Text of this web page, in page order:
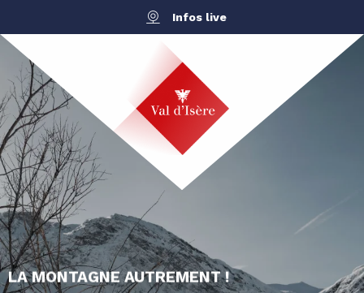
contenu
principal
Infos live
LA MONTAGNE AUTREMENT !